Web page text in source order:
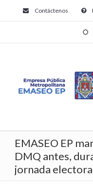
Contáctenos
EMASEO EP
DMQ antes,
jornada